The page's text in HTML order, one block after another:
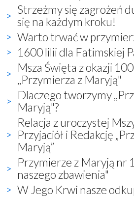
Strzeżmy się zagrożeń
się na każdym kroku!
Warto trwać w
1600 lilii dla Fatimskiej
Msza Święta z okazji
,,Przymierza z Maryją"
Dlaczego tworzymy
Maryją"?
Relacja z uroczystej
Przyjaciół i Redakcję
Maryją”
Przymierze z Maryją nr
naszego zbawienia"
W Jego Krwi nasze